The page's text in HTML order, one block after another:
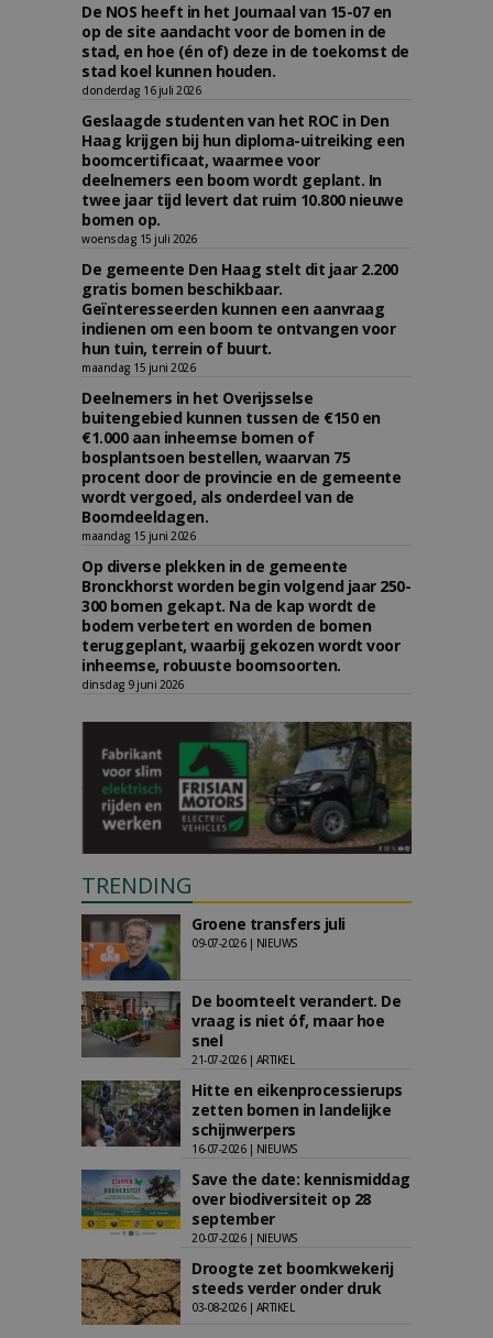
De NOS heeft in het Journaal van 15-07 en
op de site aandacht voor de bomen in de
stad, en hoe (én of) deze in de toekomst de
stad koel kunnen houden.
donderdag 16 juli 2026
Geslaagde studenten van het ROC in Den
Haag krijgen bij hun diploma-uitreiking een
boomcertificaat, waarmee voor
deelnemers een boom wordt geplant. In
twee jaar tijd levert dat ruim 10.800 nieuwe
bomen op.
woensdag 15 juli 2026
De gemeente Den Haag stelt dit jaar 2.200
gratis bomen beschikbaar.
Geïnteresseerden kunnen een aanvraag
indienen om een boom te ontvangen voor
hun tuin, terrein of buurt.
maandag 15 juni 2026
Deelnemers in het Overijsselse
buitengebied kunnen tussen de €150 en
€1.000 aan inheemse bomen of
bosplantsoen bestellen, waarvan 75
procent door de provincie en de gemeente
wordt vergoed, als onderdeel van de
Boomdeeldagen.
maandag 15 juni 2026
Op diverse plekken in de gemeente
Bronckhorst worden begin volgend jaar 250-
300 bomen gekapt. Na de kap wordt de
bodem verbetert en worden de bomen
teruggeplant, waarbij gekozen wordt voor
inheemse, robuuste boomsoorten.
dinsdag 9 juni 2026
TRENDING
Groene transfers juli
09-07-2026 | NIEUWS
De boomteelt verandert. De
vraag is niet óf, maar hoe
snel
21-07-2026 | ARTIKEL
Hitte en eikenprocessierups
zetten bomen in landelijke
schijnwerpers
16-07-2026 | NIEUWS
Save the date: kennismiddag
over biodiversiteit op 28
september
20-07-2026 | NIEUWS
Droogte zet boomkwekerij
steeds verder onder druk
03-08-2026 | ARTIKEL